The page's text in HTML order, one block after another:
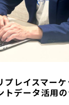
レイスマーケ
トデータ活用